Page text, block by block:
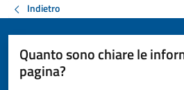
Indietro
Quanto sono chiare le
pagina?